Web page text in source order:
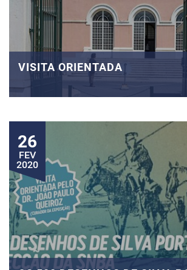
VISITA ORIENTADA
26
FEV
2020